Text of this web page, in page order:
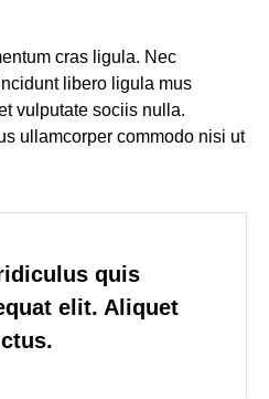
cras ligula. Nec
libero ligula mus
vulputate sociis nulla.
ullamcorper commodo nisi ut
quis
elit. Aliquet